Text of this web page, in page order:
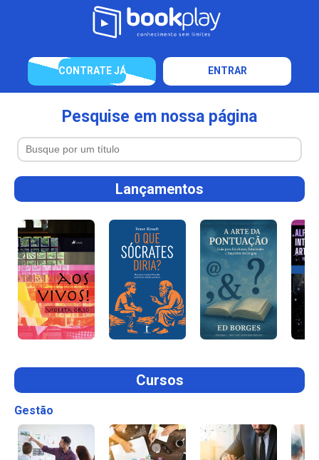
CONTRATE JÁ ENTRAR
Pesquise em nossa página
Lançamentos
Cursos
Gestão